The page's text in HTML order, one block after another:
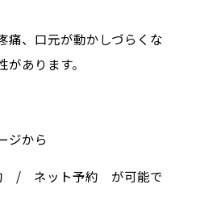
痛、口元が動かしづらくな
あります。
ジから
/ ネット予約 が可能で